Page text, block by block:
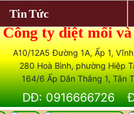
Công ty diệt mối
A10/12A5 Đường 1A, Ấp 1,
280 Hoà Bình, phường Hiệp
164/6 Ấp Dân Thắng 1, Tân
DĐ: 0916666726
Tin Tức